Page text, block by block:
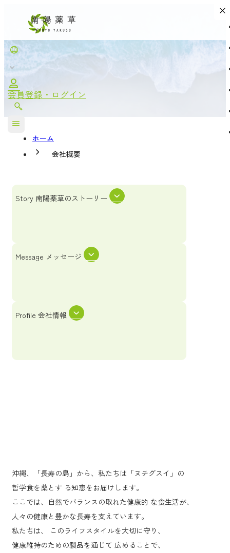
会員登録・ログイン
COMPANY
ホーム
会社概要
Story 南陽薬草のストーリー
Message メッセージ
Profile 会社情報
沖縄、「長寿の島」から、私たちは「ヌチグスイ」の
哲学食を薬とす る知恵をお届けします。
ここでは、自然でバランスの取れた健康的 な食生活が、
人々の健康と豊かな長寿を支えています。
私たちは、 このライフスタイルを大切に守り、
健康維持のための製品を通じて 広めることで、